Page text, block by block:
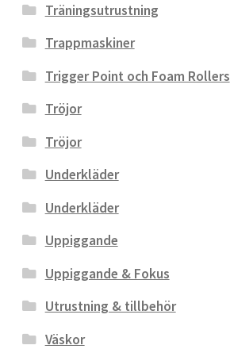
Träningsutrustning
Trappmaskiner
Trigger Point och Foam Rollers
Tröjor
Tröjor
Underkläder
Underkläder
Uppiggande
Uppiggande & Fokus
Utrustning & tillbehör
Väskor